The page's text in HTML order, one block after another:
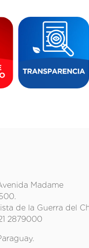
Madame
de la Guerra del
2879000